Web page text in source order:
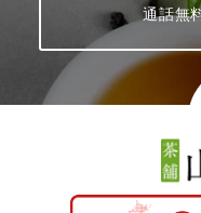
通話無